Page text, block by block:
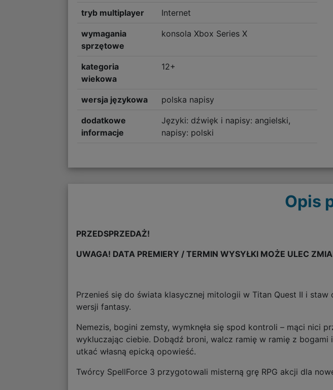
tryb multiplayer Internet
wymagania
sprzętowe
konsola Xbox Series X
kategoria
wiekowa
12+
wersja językowa polska napisy
dodatkowe
informacje
Języki: dźwięk i napisy: angielski,
napisy: polski
Opis
PRZEDSPRZEDAŻ!
UWAGA! DATA PREMIERY / TERMIN WYSYŁKI MOŻE ULEC
Przenieś się do świata klasycznej mitologii w Titan Quest II i
wersji fantasy.
Nemezis, bogini zemsty, wymknęła się spod kontroli – mąci nici
wykluczając ciebie. Dobądź broni, walcz ramię w ramię z
utkać własną epicką opowieść.
Twórcy SpellForce 3 przygotowali misterną grę RPG akcji dla